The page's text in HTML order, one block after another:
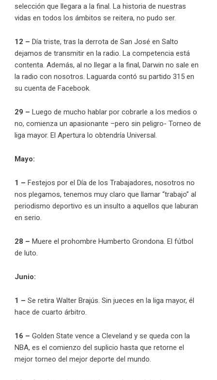
selección que llegara a la final. La historia de nuestras
vidas en todos los ámbitos se reitera, no pudo ser.
12 – Día triste, tras la derrota de San José en Salto
dejamos de transmitir en la radio. La competencia está
contenta. Además, al no llegar a la final, Darwin no sale en
la radio con nosotros. Laguarda contó su partido 315 en
su cuenta de Facebook.
29 – Luego de mucho hablar por cobrarle a los medios o
no, comienza un apasionante –pero sin peligro- Torneo de
liga mayor. El Apertura lo obtendría Universal.
Mayo:
1 – Festejos por el Día de los Trabajadores, nosotros no
nos plegamos, tenemos muy claro que llamar “trabajo” al
periodismo deportivo es un insulto a aquellos que laburan
en serio.
28 – Muere el prohombre Humberto Grondona. El fútbol
de luto.
Junio:
1 – Se retira Walter Brajús. Sin jueces en la liga mayor, él
hace de cuarto árbitro.
16 – Golden State vence a Cleveland y se queda con la
NBA, es el comienzo del suplicio hasta que retorne el
mejor torneo del mejor deporte del mundo.